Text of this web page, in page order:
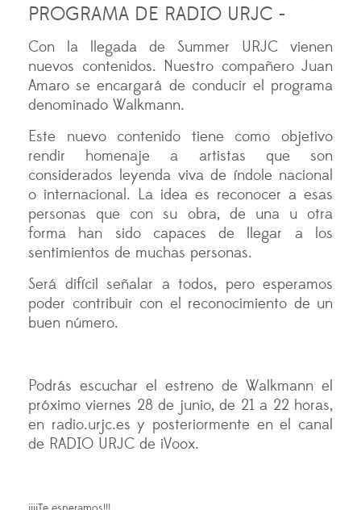
PROGRAMA DE RADIO URJC -
Con la llegada de Summer URJC vienen
nuevos contenidos. Nuestro compañero Juan
Amaro se encargará de conducir el programa
denominado Walkmann.
Este nuevo contenido tiene como objetivo
rendir homenaje a artistas que son
considerados leyenda viva de índole nacional
o internacional. La idea es reconocer a esas
personas que con su obra, de una u otra
forma han sido capaces de llegar a los
sentimientos de muchas personas.
Será difícil señalar a todos, pero esperamos
poder contribuir con el reconocimiento de un
buen número.
Podrás escuchar el estreno de Walkmann el
próximo viernes 28 de junio, de 21 a 22 horas,
en radio.urjc.es y posteriormente en el canal
de RADIO URJC de iVoox.